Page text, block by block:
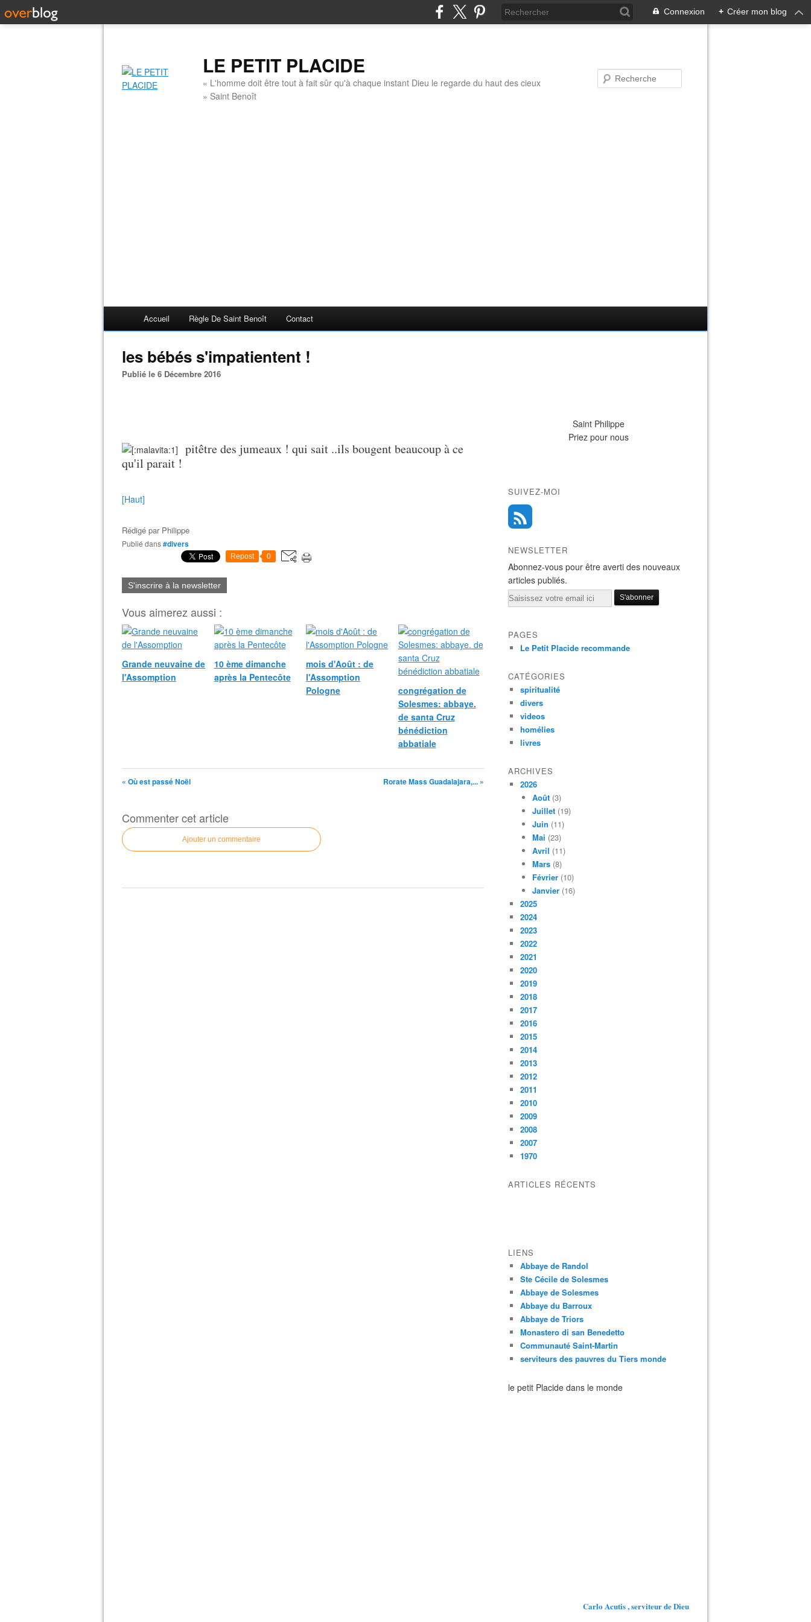
Connexion + Créer mon blog
LE PETIT PLACIDE
« L'homme doit être tout à fait sûr qu'à chaque instant Dieu le regarde du haut des cieux
» Saint Benoît
Accueil Règle De Saint Benoît Contact
les bébés s'impatientent !
Publié le 6 Décembre 2016
pitêtre des jumeaux ! qui sait ..ils bougent beaucoup à ce
qu'il parait !
[Haut]
Rédigé par Philippe
Publié dans#divers
Repost 0
S'inscrire à la newsletter
Vous aimerez aussi :
Grande neuvaine de
l'Assomption
10 ème dimanche
après la Pentecôte
mois d'Août : de
l'Assomption
Pologne
congrégation de
Solesmes: abbaye.
de santa Cruz
bénédiction
abbatiale
« Où est passé Noël Rorate Mass Guadalajara,... »
Commenter cet article
Ajouter un commentaire
Saint Philippe
Priez pour nous
SUIVEZ-MOI
NEWSLETTER
Abonnez-vous pour être averti des nouveaux
articles publiés.
Email
PAGES
Le Petit Placide recommande
CATÉGORIES
spiritualité
divers
videos
homélies
livres
ARCHIVES
2026
Août (3)
Juillet (19)
Juin (11)
Mai (23)
Avril (11)
Mars (8)
Février (10)
Janvier (16)
2025
2024
2023
2022
2021
2020
2019
2018
2017
2016
2015
2014
2013
2012
2011
2010
2009
2008
2007
1970
ARTICLES RÉCENTS
LIENS
Abbaye de Randol
Ste Cécile de Solesmes
Abbaye de Solesmes
Abbaye du Barroux
Abbaye de Triors
Monastero di san Benedetto
Communauté Saint-Martin
serviteurs des pauvres du Tiers monde
le petit Placide dans le monde
Carlo Acutis , serviteur de Dieu